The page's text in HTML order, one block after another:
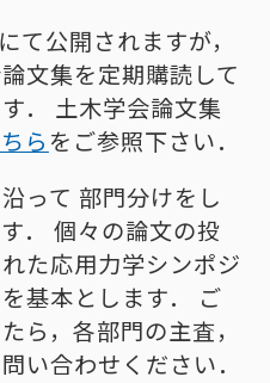
公開されますが，
文集を定期購読して
． 土木学会論文集
ら をご参照下さい．
って 部門分けをし
． 個々の論文の投
た応用力学シンポジ
基本とします． ご
ら，各部門の主査，
い合わせください．